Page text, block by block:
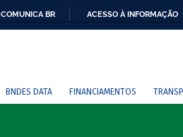
COMUNICA BR ACESSO À INFORMAÇÃO
BNDES DATA FINANCIAMENTOS